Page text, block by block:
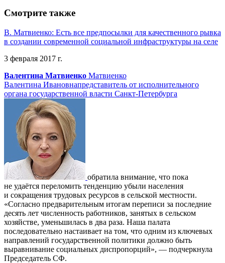
Смотрите также
В. Матвиенко: Есть все предпосылки для качественного рывка
в создании современной социальной инфраструктуры на селе
3 февраля 2017 г.
Валентина Матвиенко Матвиенко
Валентина Ивановнапредставитель от исполнительного
органа государственной власти Санкт-Петербурга
обратила внимание, что пока
не удаётся переломить тенденцию убыли населения
и сокращения трудовых ресурсов в сельской местности.
«Согласно предварительным итогам переписи за последние
десять лет численность работников, занятых в сельском
хозяйстве, уменьшилась в два раза. Наша палата
последовательно настаивает на том, что одним из ключевых
направлений государственной политики должно быть
выравнивание социальных диспропорций», — подчеркнула
Председатель СФ.